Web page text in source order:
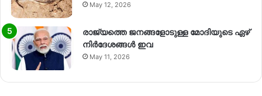
May 12, 2026
രാജ്യത്തെ ജനങ്ങളോടുള്ള മോദിയുടെ ഏഴ്
നിര്‍ദേശങ്ങള്‍ ഇവ
May 11, 2026